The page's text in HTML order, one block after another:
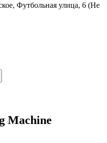
Футбольная улица, 6 (Не
Machine